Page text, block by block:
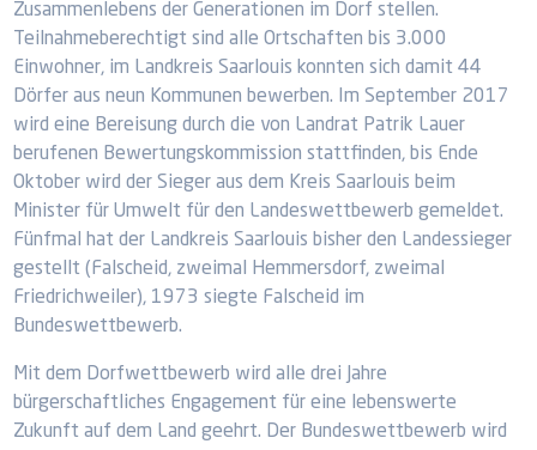
Zusammenlebens der Generationen im Dorf stellen.
Teilnahmeberechtigt sind alle Ortschaften bis 3.000
Einwohner, im Landkreis Saarlouis konnten sich damit 44
Dörfer aus neun Kommunen bewerben. Im September 2017
wird eine Bereisung durch die von Landrat Patrik Lauer
berufenen Bewertungskommission stattfinden, bis Ende
Oktober wird der Sieger aus dem Kreis Saarlouis beim
Minister für Umwelt für den Landeswettbewerb gemeldet.
Fünfmal hat der Landkreis Saarlouis bisher den Landessieger
gestellt (Falscheid, zweimal Hemmersdorf, zweimal
Friedrichweiler), 1973 siegte Falscheid im
Bundeswettbewerb.
Mit dem Dorfwettbewerb wird alle drei Jahre
bürgerschaftliches Engagement für eine lebenswerte
Zukunft auf dem Land geehrt. Der Bundeswettbewerb wird